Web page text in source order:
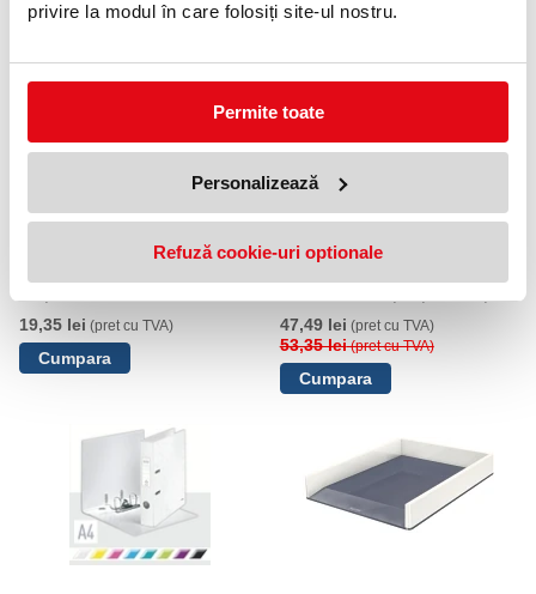
privire la modul în care folosiți site-ul nostru.
Permite toate
Personalizează
Refuză cookie-uri optionale
PRODUSE SIMILARE
laminat, certificare FSC, A4, 250
19,35 lei (pret cu TVA)
11 %
Biblioraft 180° WOW, carton
47,49 lei (pret cu TVA)
53,35 lei(pret cu TVA)